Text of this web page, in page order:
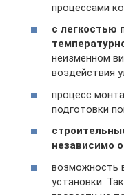
процессами
с легкостью
неизменном
воздействия
процесс
подготовки
независимо
возможность
установки.